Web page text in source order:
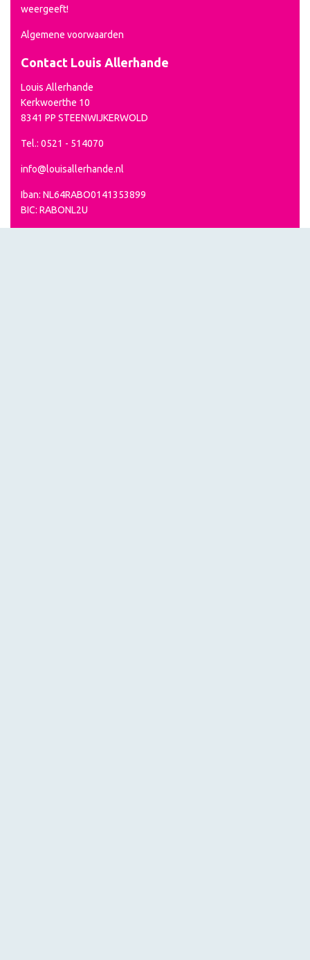
weergeeft!
Algemene voorwaarden
Contact Louis Allerhande
Louis Allerhande
Kerkwoerthe 10
8341 PP STEENWIJKERWOLD
Tel.: 0521 - 514070
info@louisallerhande.nl
Iban: NL64RABO0141353899
BIC: RABONL2U